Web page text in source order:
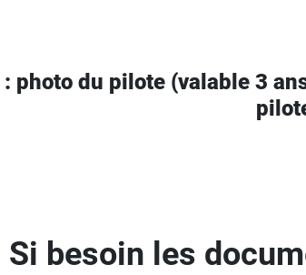
photo du pilote (valable 3
Si besoin les